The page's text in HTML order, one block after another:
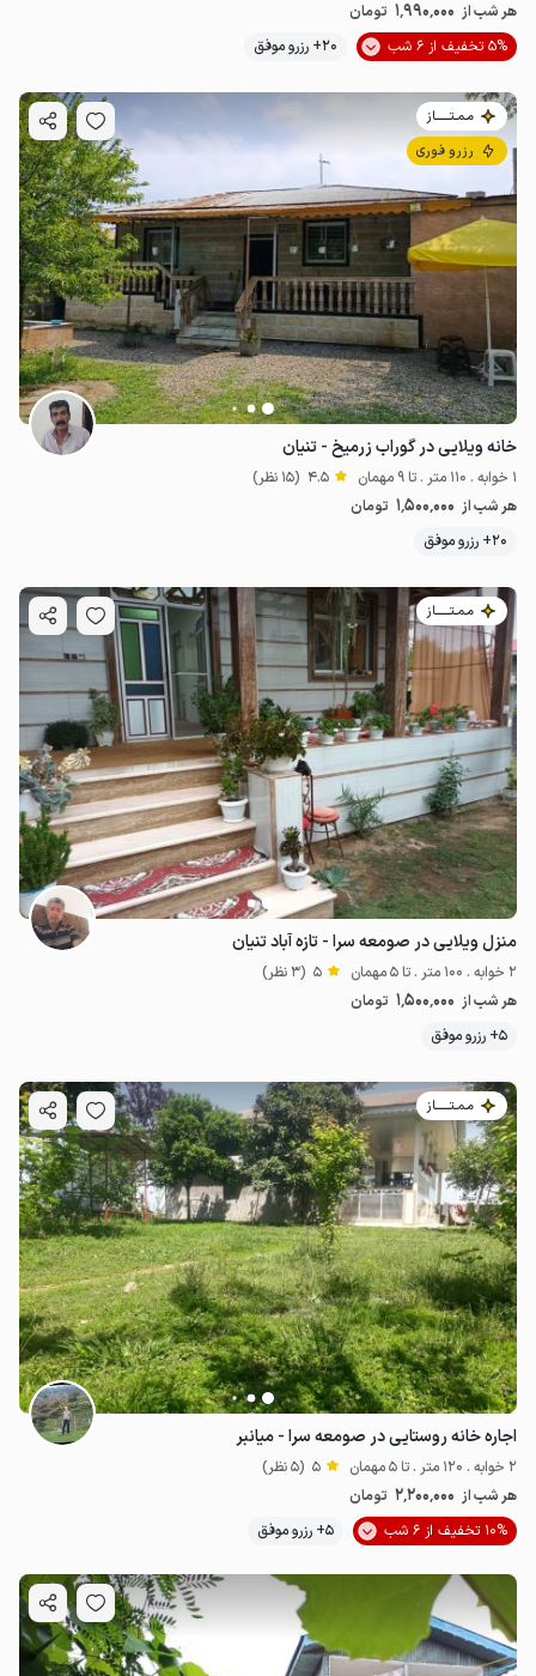
هر شب از 1٬990٬000 تومان
5% تخفیف از 6 شب
20+ رزرو موفق
مـمـتــــــاز
رزرو فوری
خانه ویلایی در گوراب زرمیخ - تنیان
1 خوابه . 110 متر . تا 9 مهمان 4.5 (15 نظر)
هر شب از 1٬500٬000 تومان
20+ رزرو موفق
مـمـتــــــاز
منزل ویلایی در صومعه سرا - تازه آباد تنیان
2 خوابه . 100 متر . تا 5 مهمان 5 (3 نظر)
هر شب از 1٬500٬000 تومان
5+ رزرو موفق
مـمـتــــــاز
اجاره خانه روستایی در صومعه سرا - میانبر
2 خوابه . 120 متر . تا 5 مهمان 5 (5 نظر)
هر شب از 2٬200٬000 تومان
10% تخفیف از 6 شب
5+ رزرو موفق